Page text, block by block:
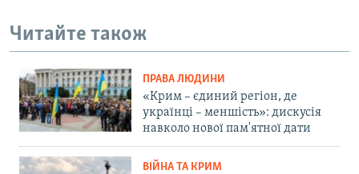
Читайте також
ПРАВА ЛЮДИНИ
«Крим – єдиний регіон, де
українці – меншість»: дискусія
навколо нової пам'ятної дати
ВІЙНА ТА КРИМ